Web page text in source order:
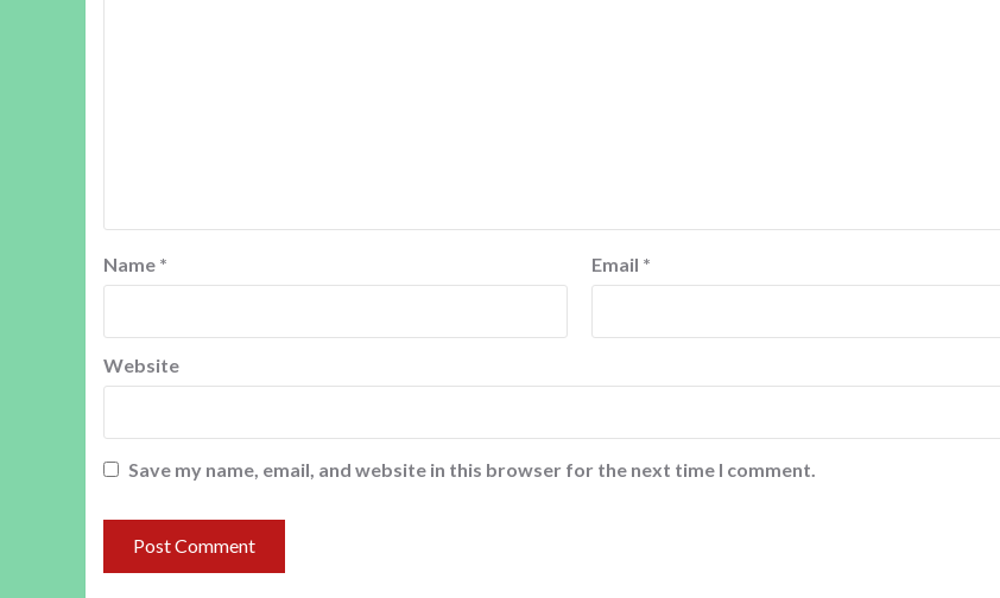
Name * Email *
Website
Save my name, email, and website in this browser for the next time I comment.